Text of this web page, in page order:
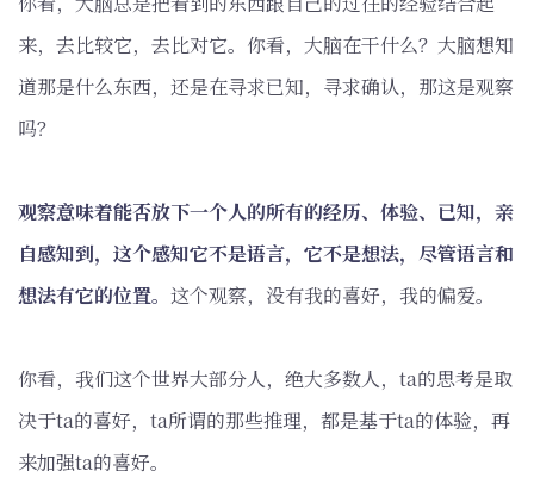
来，去比较它，去比对它。你看，大脑在干什么？大脑想知
道那是什么东西，还是在寻求已知，寻求确认，那这是观察
吗？
观察意味着能否放下一个人的所有的经历、体验、已知，亲
自感知到，这个感知它不是语言，它不是想法，尽管语言和
想法有它的位置。 这个观察，没有我的喜好，我的偏爱。
你看，我们这个世界大部分人，绝大多数人，ta的思考是取
决于ta的喜好，ta所谓的那些推理，都是基于ta的体验，再
来加强ta的喜好。